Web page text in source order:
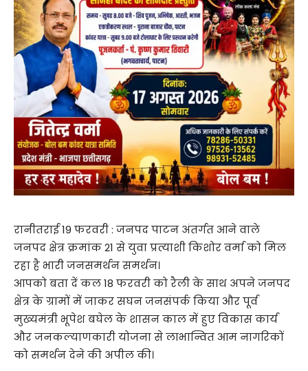
रानीतराई 19 फरवरी : जनपद पाटन अंतर्गत आने वाले
जनपद क्षेत्र क्रमांक 21 से युवा प्रत्याशी किशोर वर्मा को मिल
रहा है भारी जनसमर्थन समर्थन।
आपको बता दें कल 18 फरवरी को रैली के साथ अपने जनपद
क्षेत्र के ग्रामों में जाकर सघन जनसंपर्क किया और पूर्व
मुख्यमंत्री भूपेश बघेल के शासन काल में हुए विकास कार्य
और जनकल्याणकारी योजना से लाभान्वित आम नागरिकों
को समर्थन देने की अपील की।